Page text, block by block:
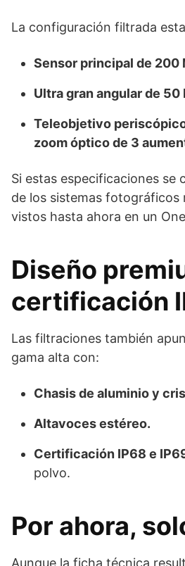
La configuración filtrada
Sensor principal de 200
Ultra gran angular de 50
Teleobjetivo
zoom óptico de 3
Si estas especificaciones se
de los sistemas fotográficos
vistos hasta ahora en un
Diseño
certificación
Las filtraciones también
gama alta con:
Chasis de aluminio y
Altavoces estéreo.
Certificación IP68 e
polvo.
Por ahora,
Aunque la ficha técnica